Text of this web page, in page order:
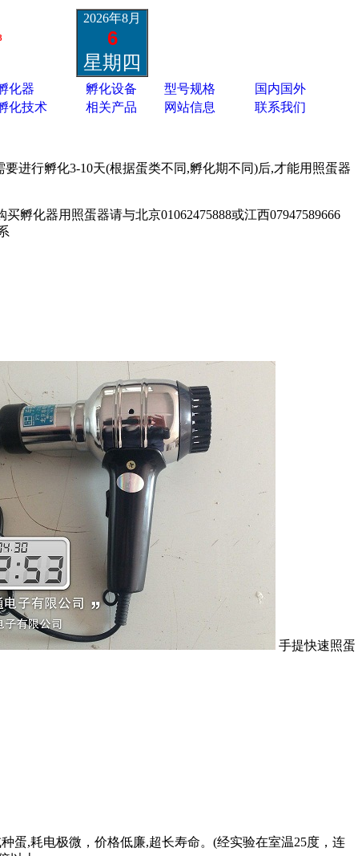
2026年8月
6
星期四
化器 孵化设备 型号规格
国内国外
化技术 相关产品 网站信息 联系我们
进行孵化3-10天(根据蛋类不同,孵化期不同)后,才能用照蛋器
孵化器用照蛋器请与北京01062475888或江西07947589666
手提快速照蛋
蛋,耗电极微，价格低廉,超长寿命。(经实验在室温25度，连